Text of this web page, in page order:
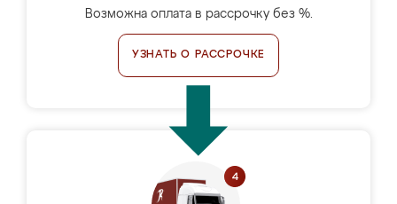
Возможна оплата в рассрочку без %.
УЗНАТЬ О РАССРОЧКЕ